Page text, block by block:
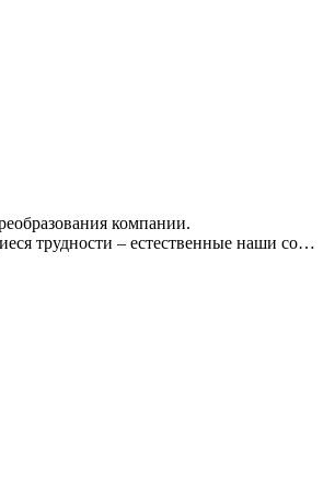
компании.
трудности – естественные наши со…